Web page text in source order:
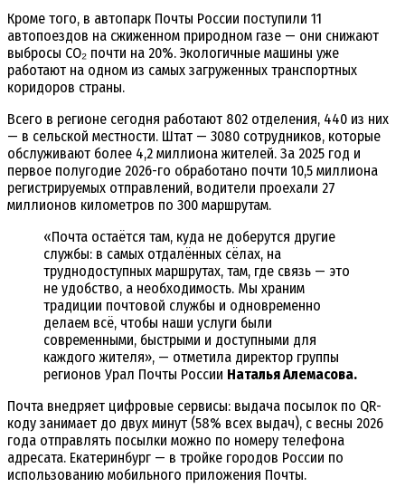
Кроме того, в автопарк Почты России поступили 11
автопоездов на сжиженном природном газе — они снижают
выбросы CO₂ почти на 20%. Экологичные машины уже
работают на одном из самых загруженных транспортных
коридоров страны.
Всего в регионе сегодня работают 802 отделения, 440 из них
— в сельской местности. Штат — 3080 сотрудников, которые
обслуживают более 4,2 миллиона жителей. За 2025 год и
первое полугодие 2026-го обработано почти 10,5 миллиона
регистрируемых отправлений, водители проехали 27
миллионов километров по 300 маршрутам.
«Почта остаётся там, куда не доберутся другие
службы: в самых отдалённых сёлах, на
труднодоступных маршрутах, там, где связь — это
не удобство, а необходимость. Мы храним
традиции почтовой службы и одновременно
делаем всё, чтобы наши услуги были
современными, быстрыми и доступными для
каждого жителя», — отметила директор группы
регионов Урал Почты России Наталья Алемасова.
Почта внедряет цифровые сервисы: выдача посылок по QR-
коду занимает до двух минут (58% всех выдач), с весны 2026
года отправлять посылки можно по номеру телефона
адресата. Екатеринбург — в тройке городов России по
использованию мобильного приложения Почты.